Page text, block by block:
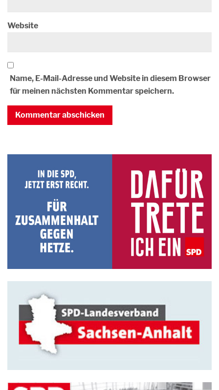
Website
Name, E-Mail-Adresse und Website in diesem Browser
für meinen nächsten Kommentar speichern.